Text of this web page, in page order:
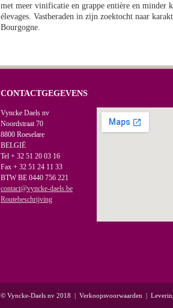
met meer vinificatie en grappe entière en minder
élevages. Vastberaden in zijn zoektocht naar
Bourgogne.
CONTACTGEGEVENS
Vyncke Daels nv
Noordstraat 70
8800 Roeselare
BELGIË
Tel + 32 51 20 03 16
Fax + 32 51 24 11 33
BTW BE 0440 756 221
contact@vyncke-daels.be
Routebeschrijving
© Vyncke-Daels nv 2018 | Verkoopsvoorwaarden |